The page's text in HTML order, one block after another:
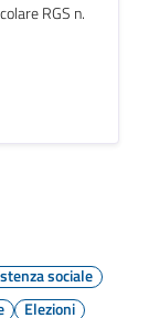
RGS n.
sociale
Elezioni